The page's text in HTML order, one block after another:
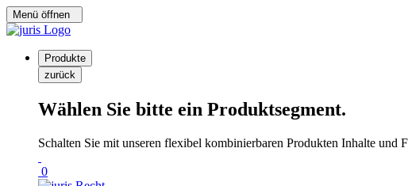
Menü öffnen
Produkte
zurück
Wählen Sie bitte ein Produktsegment.
Schalten Sie mit unseren flexibel kombinierbaren Produkten Inhalte und
0